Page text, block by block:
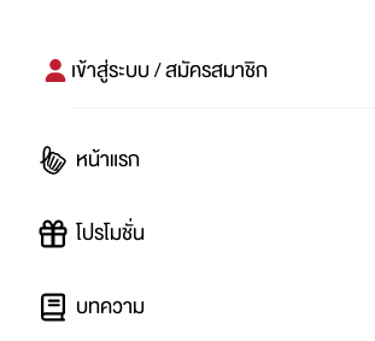
เข้าสู่ระบบ / สมัครสมาชิก
หน้าแรก
โปรโมชั่น
บทความ
Ochaya จั
ฮิต จับคู่เห
เดลิเวอรี่